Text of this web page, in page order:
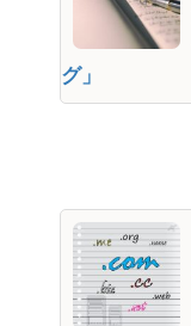
グ」